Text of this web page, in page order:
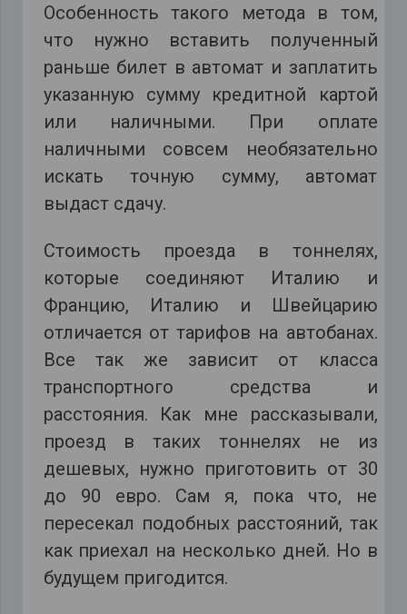
Особенность такого метода в том,
что нужно вставить полученный
раньше билет в автомат и заплатить
указанную сумму кредитной картой
или наличными. При оплате
наличными совсем необязательно
искать точную сумму, автомат
выдаст сдачу.
Стоимость проезда в тоннелях,
которые соединяют Италию и
Францию, Италию и Швейцарию
отличается от тарифов на автобанах.
Все так же зависит от класса
транспортного средства и
расстояния. Как мне рассказывали,
проезд в таких тоннелях не из
дешевых, нужно приготовить от 30
до 90 евро. Сам я, пока что, не
пересекал подобных расстояний, так
как приехал на несколько дней. Но в
будущем пригодится.